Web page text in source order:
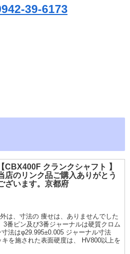
39-6173
【CBX400F クランクシャフト 】
店のリンク品ご購入ありがとう
ざいます。京都府
は、寸法の 痩せは、ありませんでした
番ピン及び3番ジャーナルは硬質クロム
法はφ29.995±0.005 ジャーナル寸法
を施された表面硬度は、 HV800以上を